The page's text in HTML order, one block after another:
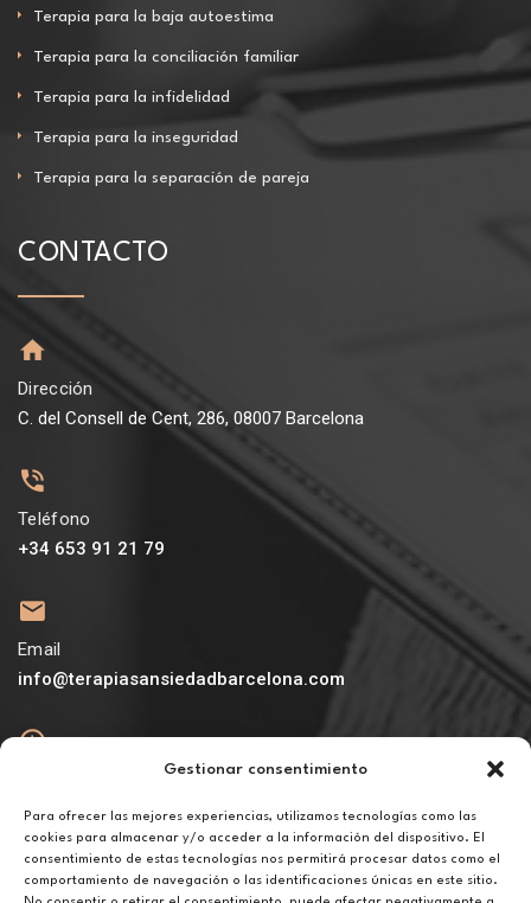
Gestionar consentimiento
Para ofrecer las mejores experiencias, utilizamos tecnologías como las
cookies para almacenar y/o acceder a la información del dispositivo. El
consentimiento de estas tecnologías nos permitirá procesar datos como el
comportamiento de navegación o las identificaciones únicas en este sitio.
Terapia para la baja autoestima
Terapia para la conciliación familiar
Terapia para la infidelidad
Terapia para la inseguridad
Terapia para la separación de pareja
CONTACTO
Dirección
C. del Consell de Cent, 286, 08007 Barcelona
Teléfono
+34 653 91 21 79
Email
info@terapiasansiedadbarcelona.com
De lunes a viernes de 10h a 20h
Aviso legal
Política de privacidad